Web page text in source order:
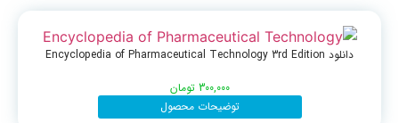
دانلود Encyclopedia of Pharmaceutical Technology 3rd Edition
300,000 تومان
توضیحات محصول